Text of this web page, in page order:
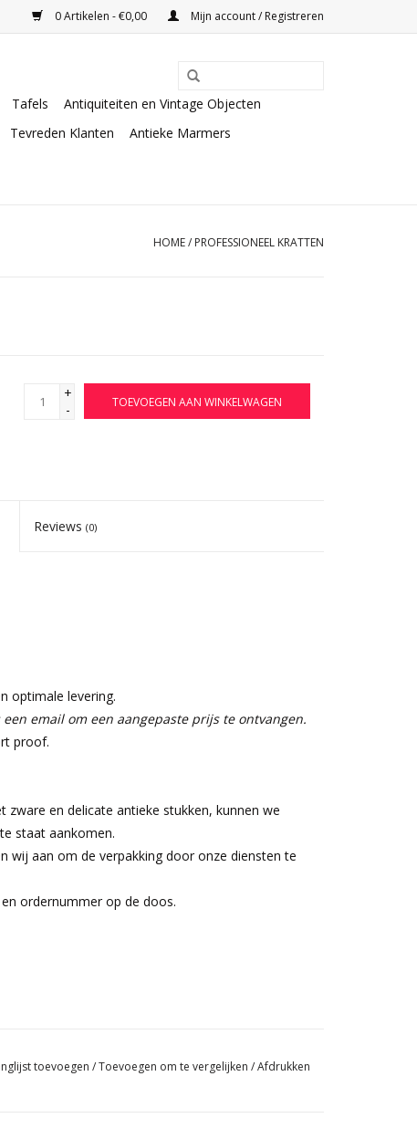
0 Artikelen - €0,00 Mijn account / Registreren
Tafels
Antiquiteiten en Vintage Objecten
Tevreden Klanten
Antieke Marmers
HOME/ PROFESSIONEEL KRATTEN
+
-
TOEVOEGEN AAN WINKELWAGEN
Reviews(0)
optimale levering.
een email om een aangepaste prijs te ontvangen.
proof.
en delicate antieke stukken, kunnen we
staat aankomen.
wij aan om de verpakking door onze diensten te
ordernummer op de doos.
toevoegen /Toevoegen om te vergelijken /Afdrukken